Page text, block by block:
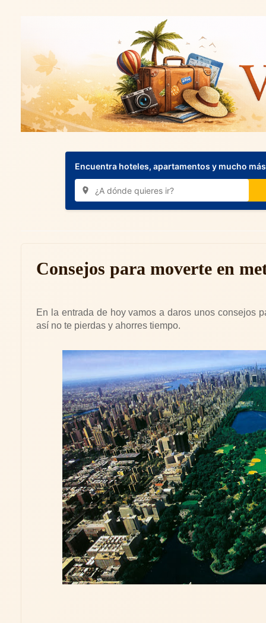
Encuentra hoteles, apartamentos y mucho
Consejos para moverte en
En la entrada de hoy vamos a daros unos consejos
así no te pierdas y ahorres tiempo.